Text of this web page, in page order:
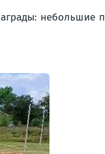
небольшие